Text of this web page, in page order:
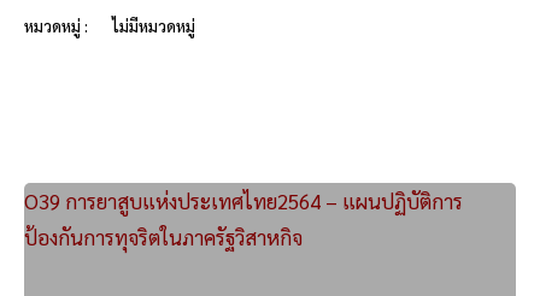
หมวดหมู่ : ไม่มีหมวดหมู่
O39 การยาสูบแห่งประเทศไทย2564 – แผนปฏิบัติการ
ป้องกันการทุจริตในภาครัฐวิสาหกิจ